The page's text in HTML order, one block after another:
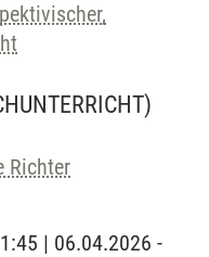
Richter
| 06.04.2026 -